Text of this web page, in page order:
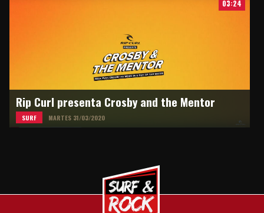
03:24
Rip Curl presenta Crosby and the Mentor
SURF MARTES 31/03/2020